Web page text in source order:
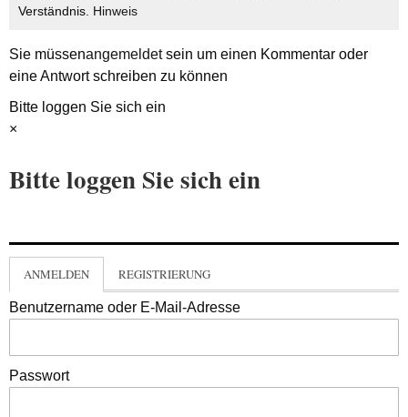
Verständnis. Hinweis
Sie müssenangemeldetsein um einen Kommentar oder
eine Antwort schreiben zu können
Bitte loggen Sie sich ein
×
Bitte loggen Sie sich ein
ANMELDEN REGISTRIERUNG
Benutzername oder E-Mail-Adresse
Passwort